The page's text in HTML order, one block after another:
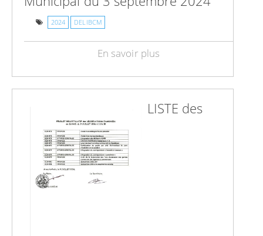
2024 DELIBCM
En savoir plus
LISTE des